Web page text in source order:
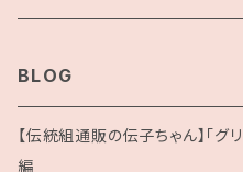
BLOG
【伝統組通販の伝子ちゃん】「グ
編